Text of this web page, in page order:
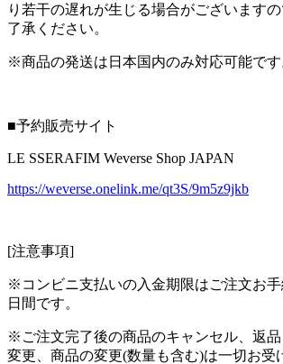
り若干の遅れが生じる場合がございます
了承ください。
※商品の発送は日本国内のみ対応可能です
■予約販売サイト
LE SSERAFIM Weverse Shop JAPAN
https://weverse.onelink.me/qt3S/9m5z9jkb
[注意事項]
※コンビニ支払いの入金期限はご注文お
日間です。
※ご注文完了後の商品のキャンセル、返
変更、商品の変更(数量も含む)は一切お受